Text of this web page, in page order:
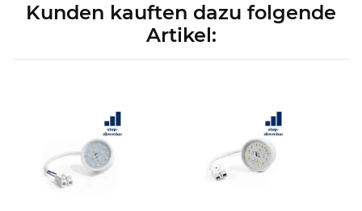
Kunden kauften dazu folgende
Artikel: